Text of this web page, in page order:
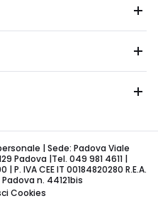
| Sede: Padova Viale
Padova |Tel. 049 981 4611 |
IVA CEE IT 00184820280 R.E.A.
n. 44121bis
Cookies